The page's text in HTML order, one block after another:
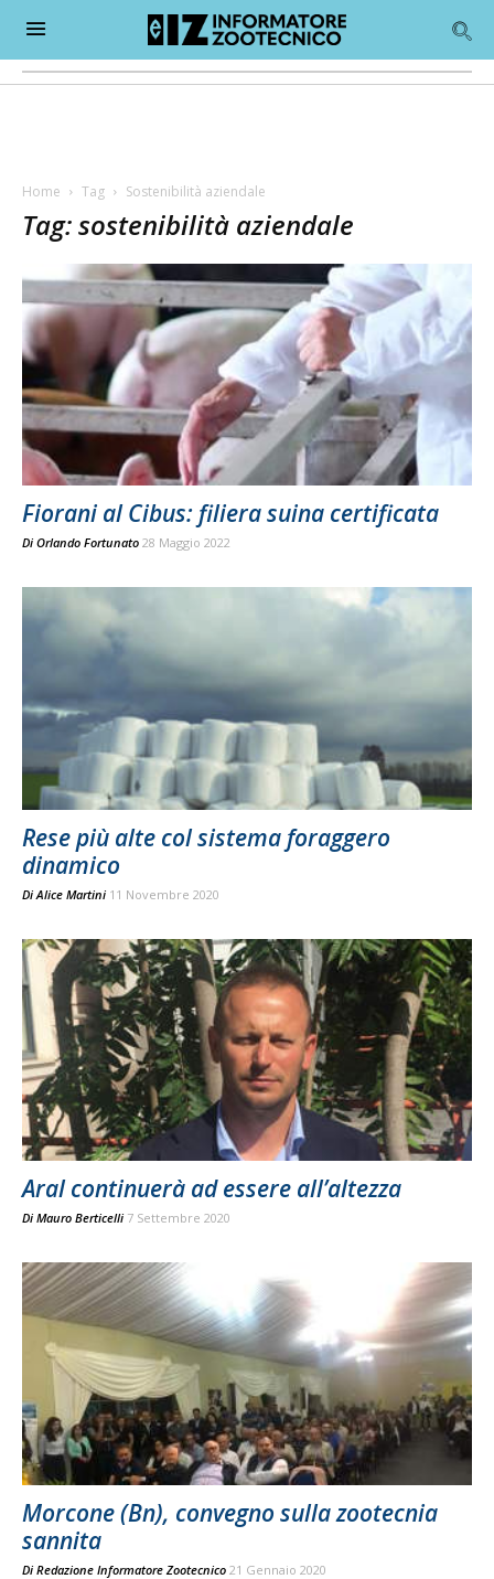
Home Tag Sostenibilità aziendale
Tag: sostenibilità aziendale
Fiorani al Cibus: filiera suina certificata
Di Orlando Fortunato 28 Maggio 2022
Rese più alte col sistema foraggero
dinamico
Di Alice Martini 11 Novembre 2020
Aral continuerà ad essere all’altezza
Di Mauro Berticelli 7 Settembre 2020
Morcone (Bn), convegno sulla zootecnia
sannita
Di Redazione Informatore Zootecnico 21 Gennaio 2020